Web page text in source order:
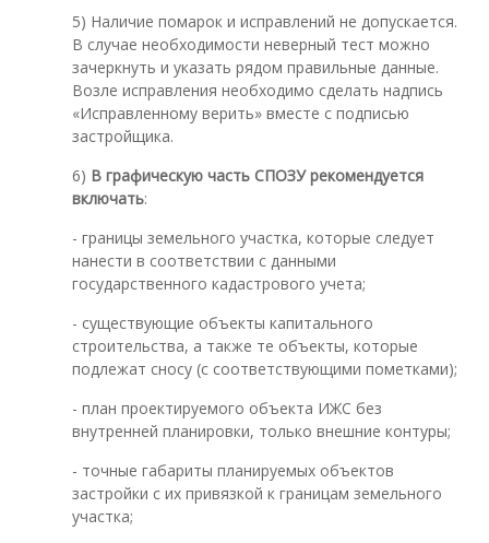
5) Наличие помарок и исправлений не допускается.
В случае необходимости неверный тест можно
зачеркнуть и указать рядом правильные данные.
Возле исправления необходимо сделать надпись
«Исправленному верить» вместе с подписью
застройщика.
6) В графическую часть СПОЗУ рекомендуется
включать:
- границы земельного участка, которые следует
нанести в соответствии с данными
государственного кадастрового учета;
- существующие объекты капитального
строительства, а также те объекты, которые
подлежат сносу (с соответствующими пометками);
- план проектируемого объекта ИЖС без
внутренней планировки, только внешние контуры;
- точные габариты планируемых объектов
застройки с их привязкой к границам земельного
участка;